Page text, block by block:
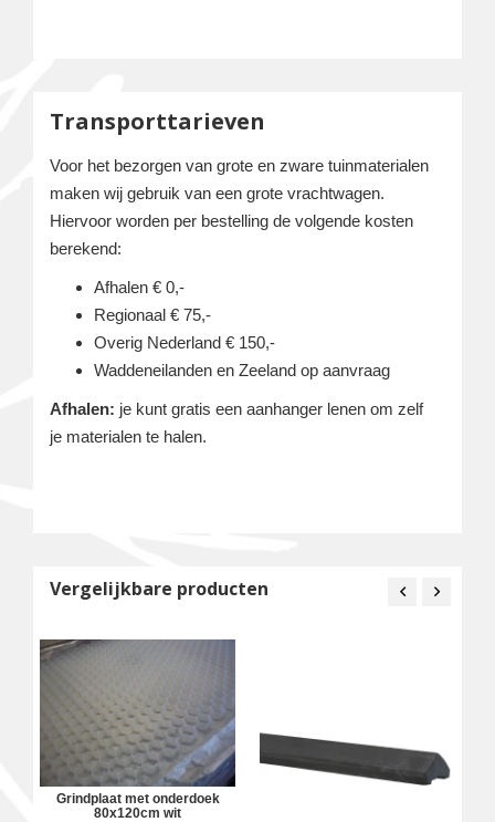
Transporttarieven
Voor het bezorgen van grote en zware tuinmaterialen
maken wij gebruik van een grote vrachtwagen.
Hiervoor worden per bestelling de volgende kosten
berekend:
Afhalen € 0,-
Regionaal € 75,-
Overig Nederland € 150,-
Waddeneilanden en Zeeland op aanvraag
Afhalen: je kunt gratis een aanhanger lenen om zelf
je materialen te halen.
Vergelijkbare producten
Grindplaat met onderdoek
80x120cm wit